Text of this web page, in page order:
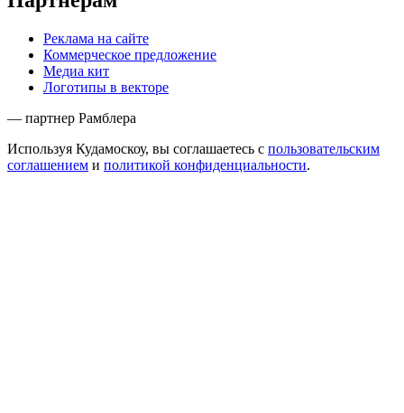
Реклама на сайте
Коммерческое предложение
Медиа кит
Логотипы в векторе
— партнер Рамблера
Используя Кудамоскоу, вы соглашаетесь с пользовательским
соглашением и политикой конфиденциальности.